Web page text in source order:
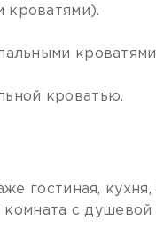
кроватями).
кроватью.
гостиная,
с душевой